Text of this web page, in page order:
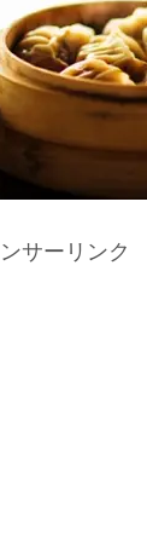
サーリンク